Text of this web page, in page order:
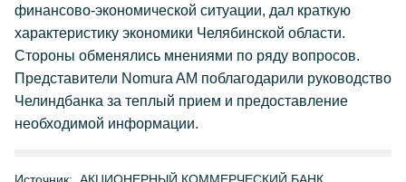
финансово-экономической ситуации, дал краткую
характеристику экономики Челябинской области.
Стороны обменялись мнениями по ряду вопросов.
Представители Nomura AM поблагодарили руководство
Челиндбанка за теплый прием и предоставление
необходимой информации.